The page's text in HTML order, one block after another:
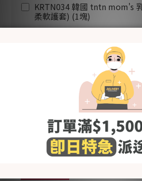
KRTN034 韓國 tntn mom's
柔軟護套) (1塊)
優惠價 HK$119.00
加入追蹤清單
送貨及付款方